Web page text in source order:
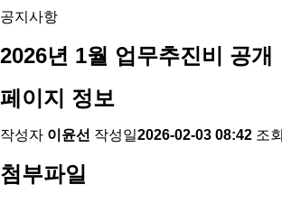
공지사항
2026년 1월 업무추진비 공개
페이지 정보
작성자 이윤선 작성일2026-02-03 08:42 조회
첨부파일